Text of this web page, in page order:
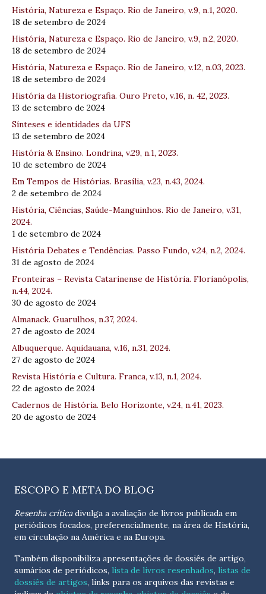
História, Natureza e Espaço. Rio de Janeiro, v.9, n.1, 2020.
18 de setembro de 2024
História, Natureza e Espaço. Rio de Janeiro, v.9, n.2, 2020.
18 de setembro de 2024
História, Natureza e Espaço. Rio de Janeiro, v.12, n.03, 2023.
18 de setembro de 2024
História da Historiografia. Ouro Preto, v.16, n. 42, 2023.
13 de setembro de 2024
Sínteses e identidades da UFS
13 de setembro de 2024
História & Ensino. Londrina, v.29, n.1, 2023.
10 de setembro de 2024
Em Tempos de Histórias. Brasília, v.23, n.43, 2024.
2 de setembro de 2024
História, Ciências, Saúde-Manguinhos. Rio de Janeiro, v.31,
2024.
1 de setembro de 2024
História Debates e Tendências. Passo Fundo, v.24, n.2, 2024.
31 de agosto de 2024
Fronteiras – Revista Catarinense de História. Florianópolis,
n.44, 2024.
30 de agosto de 2024
Almanack. Guarulhos, n.37, 2024.
27 de agosto de 2024
Albuquerque. Aquidauana, v.16, n.31, 2024.
27 de agosto de 2024
Revista História e Cultura. Franca, v.13, n.1, 2024.
22 de agosto de 2024
Cadernos de História. Belo Horizonte, v.24, n.41, 2023.
20 de agosto de 2024
ESCOPO E META DO BLOG
Resenha críticadivulga a avaliação de livros publicada em
periódicos focados, preferencialmente, na área de História,
em circulação na América e na Europa.
Também disponibiliza apresentações de dossiês de artigo,
sumários de periódicos, lista de livros resenhados, listas de
dossiês de artigos, links para os arquivos das revistas e